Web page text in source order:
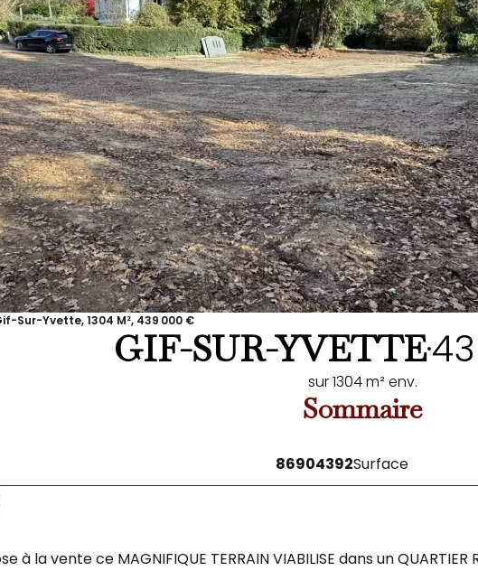
Sur-Yvette, 1304 M², 439 000 €
GIF-SUR-YVETTE•
sur 1304 m² env.
Sommaire
86904392Surface
à la vente ce MAGNIFIQUE TERRAIN VIABILISE dans un QUARTIER